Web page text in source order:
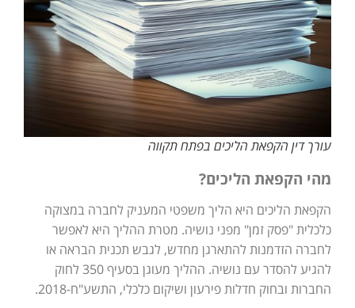
עורך דין הקפאת הליכים בפתח תקווה
מהי הקפאת הליכים?
הקפאת הליכים היא הליך משפטי המעניק לחברה במצוקה
כלכלית "פסק זמן" מפני נושיה. מטרת ההליך היא לאפשר
לחברה הזדמנות להתארגן מחדש, לגבש תכנית הבראה או
להגיע להסדר עם נושיה. ההליך מעוגן בסעיף 350 לחוק
החברות ובחוק חדלות פירעון ושיקום כלכלי, התשע"ח-2018.